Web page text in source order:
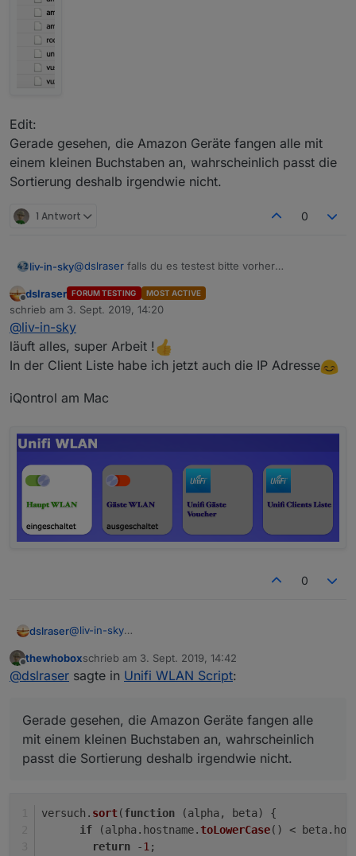
Edit:
Gerade gesehen, die Amazon Geräte fangen alle mit
einem kleinen Buchstaben an, wahrscheinlich passt die
Sortierung deshalb irgendwie nicht.
1 Antwort 0
liv-in-sky@dslraser falls du es testest bitte vorher
gehe jetzt kurz rasenmähen - muss mal vom rechner
weg :-)
Offline
dslraser FORUM TESTING MOST ACTIVE
schrieb am 3. Sept. 2019, 14:20
zuletzt editiert von
@liv-in-sky
läuft alles, super Arbeit !
In der Client Liste habe ich jetzt auch die IP Adresse
iQontrol am Mac
0
dslraser@liv-in-sky
Ich habe eine alphabetische Reihenfolge, bis auf alle
Amazon ECHO Geräte habe sich
Offline
thewhoboxschrieb am 3. Sept. 2019, 14:42
zuletzt editiert von
@dslraser sagte in Unifi WLAN Script:
Gerade gesehen, die Amazon Geräte fangen alle
mit einem kleinen Buchstaben an, wahrscheinlich
passt die Sortierung deshalb irgendwie nicht.
versuch. sort(function (alpha, beta) {
if (alpha. hostname.toLowerCase() < beta.
return -1;